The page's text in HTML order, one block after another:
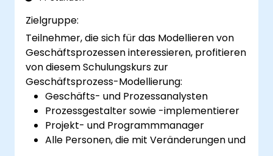
Zielgruppe:
Teilnehmer, die sich für das Modellieren von
Geschäftsprozessen interessieren, profitieren
von diesem Schulungskurs zur
Geschäftsprozess-Modellierung:
Geschäfts- und Prozessanalysten
Prozessgestalter sowie -implementierer
Projekt- und Programmmanager
Alle Personen, die mit Veränderungen und